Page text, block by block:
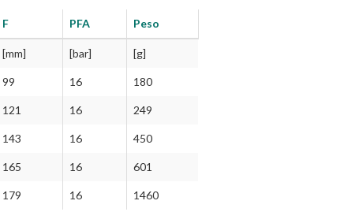
F PFA Peso
[mm] [bar] [g]
99 16 180
121 16 249
143 16 450
165 16 601
179 16 1460